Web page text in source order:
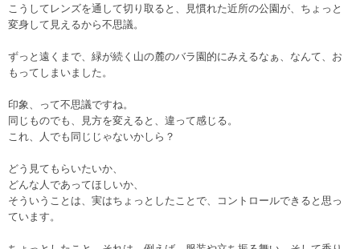
こうしてレンズを通して切り取ると、見慣れた近所の公園が、ちょっと
変身して見えるから不思議。
ずっと遠くまで、緑が続く山の麓のバラ園的にみえるなぁ、なんて、お
もってしまいました。
印象、って不思議ですね。
同じものでも、見方を変えると、違って感じる。
これ、人でも同じじゃないかしら？
どう見てもらいたいか、
どんな人であってほしいか、
そういうことは、実はちょっとしたことで、コントロールできると思っ
ています。